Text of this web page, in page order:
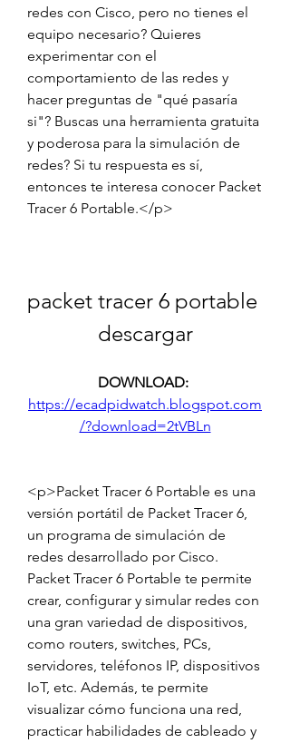
redes con Cisco, pero no tienes el
equipo necesario? Quieres
experimentar con el
comportamiento de las redes y
hacer preguntas de "qué pasaría
si"? Buscas una herramienta gratuita
y poderosa para la simulación de
redes? Si tu respuesta es sí,
entonces te interesa conocer Packet
Tracer 6 Portable.</p>
packet tracer 6 portable
descargar
https://ecadpidwatch.blogspot.com
/?download=2tVBLn
<p>Packet Tracer 6 Portable es una
versión portátil de Packet Tracer 6,
un programa de simulación de
redes desarrollado por Cisco.
Packet Tracer 6 Portable te permite
crear, configurar y simular redes con
una gran variedad de dispositivos,
como routers, switches, PCs,
servidores, teléfonos IP, dispositivos
IoT, etc. Además, te permite
visualizar cómo funciona una red,
practicar habilidades de cableado y